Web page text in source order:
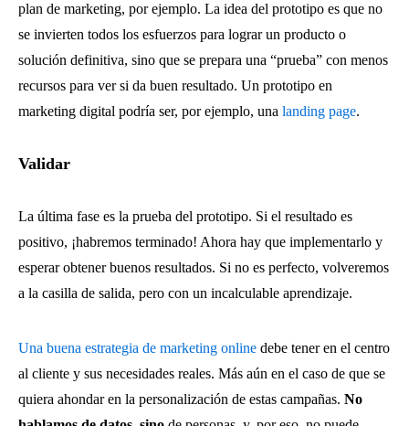
plan de marketing, por ejemplo. La idea del prototipo es que no
se invierten todos los esfuerzos para lograr un producto o
solución definitiva, sino que se prepara una “prueba” con menos
recursos para ver si da buen resultado. Un prototipo en
marketing digital podría ser, por ejemplo, una landing page.
Validar
La última fase es la prueba del prototipo. Si el resultado es
positivo, ¡habremos terminado! Ahora hay que implementarlo y
esperar obtener buenos resultados. Si no es perfecto, volveremos
a la casilla de salida, pero con un incalculable aprendizaje.
Una buena estrategia de marketing online debe tener en el centro
al cliente y sus necesidades reales. Más aún en el caso de que se
quiera ahondar en la personalización de estas campañas. No